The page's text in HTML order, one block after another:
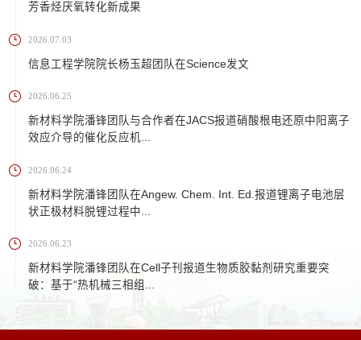
芳香烃厌氧转化新成果
2026.07.03
信息工程学院院长杨玉超团队在Science发文
2026.06.25
新材料学院潘锋团队与合作者在JACS报道硝酸根电还原中阳离子
效应介导的催化反应机...
2026.06.24
新材料学院潘锋团队在Angew. Chem. Int. Ed.报道锂离子电池层
状正极材料脱锂过程中...
2026.06.23
新材料学院潘锋团队在Cell子刊报道生物质胶黏剂研究重要突
破：基于“热机械三相组...